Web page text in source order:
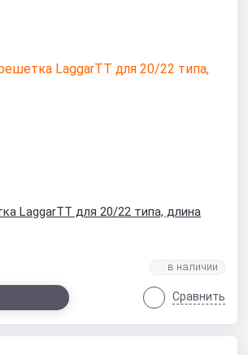
LaggarTT для 20/22 типа, длина
Сравнить